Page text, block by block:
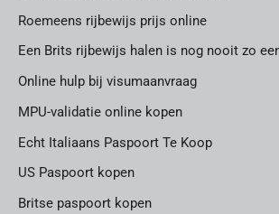
Roemeens rijbewijs prijs online
Een Brits rijbewijs halen is nog nooit zo
Online hulp bij visumaanvraag
MPU-validatie online kopen
Echt Italiaans Paspoort Te Koop
US Paspoort kopen
Britse paspoort kopen